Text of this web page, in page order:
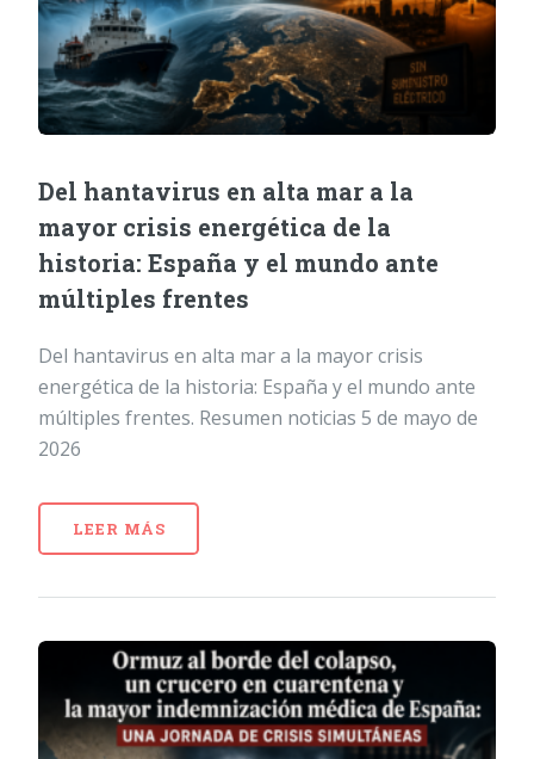
Del hantavirus en alta mar a la
mayor crisis energética de la
historia: España y el mundo ante
múltiples frentes
Del hantavirus en alta mar a la mayor crisis
energética de la historia: España y el mundo ante
múltiples frentes. Resumen noticias 5 de mayo de
2026
LEER MÁS